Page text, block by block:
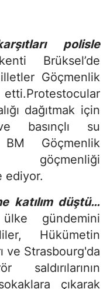
polisle
Brüksel’de
Göçmenlik
dağıtmak için
basınçlı su
BM Göçmenlik
göçmenliği
ediyor.
katılım düştü…
gündemini
Hükümetin
ve Strasbourg'da
çıkarak